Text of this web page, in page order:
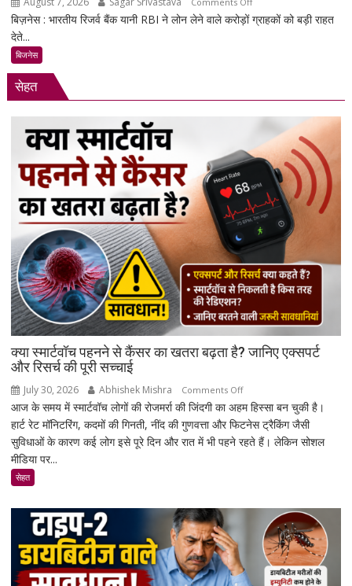
RBI
न
बैंक
कर
सकेंगे
आपका
मोबाइल-
लैपटॉप
लॉक,
1
जनवरी
2027
से
नए
नियम
बिज़नेस : भारतीय रिजर्व बैंक यानी RBI ने लोन लेने वाले करोड़ों ग्राहकों को बड़ी राहत
देते...
बिजनेस
सेहत
क्या स्मार्टवॉच पहनने से कैंसर का खतरा बढ़ता है? जानिए एक्सपर्ट
और रिसर्च की पूरी सच्चाई
July 30, 2026 Abhishek Mishra Comments Offon
क्या
स्मार्टवॉच
पहनने
खतरा
एक्सपर्ट
आज के समय में स्मार्टवॉच लोगों की रोजमर्रा की जिंदगी का अहम हिस्सा बन चुकी है।
हार्ट रेट मॉनिटरिंग, कदमों की गिनती, नींद की गुणवत्ता और फिटनेस ट्रैकिंग जैसी
सुविधाओं के कारण कई लोग इसे पूरे दिन और रात में भी पहने रहते हैं। लेकिन सोशल
मीडिया पर...
सेहत